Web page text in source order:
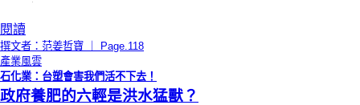
閱讀
撰文者：范姜哲寶 ｜ Page.118
產業風雲
石化業：台塑會害我們活不下去！
政府養肥的六輕是洪水猛獸？